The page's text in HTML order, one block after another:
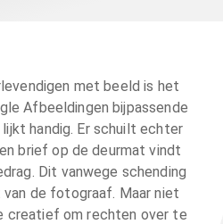
met beeld is het
Afbeeldingen bijpassende
handig. Er schuilt echter
brief op de deurmat vindt
Dit vanwege schending
de fotograaf. Maar niet
creatief om rechten over te